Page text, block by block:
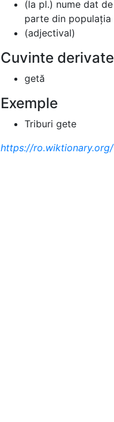
(la pl.) nume dat
parte din populația
(adjectival)
Cuvinte derivate
getă
Exemple
Triburi gete
https://